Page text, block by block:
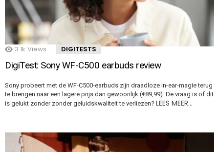
3.1k Views DIGITESTS
DigiTest: Sony WF-C500 earbuds review
Sony probeert met de WF-C500-earbuds zijn draadloze in-ear-magie terug
te brengen naar een lagere prijs dan gewoonlijk (€89,99). De vraag is of dit
is gelukt zonder zonder geluidskwaliteit te verliezen? LEES MEER…